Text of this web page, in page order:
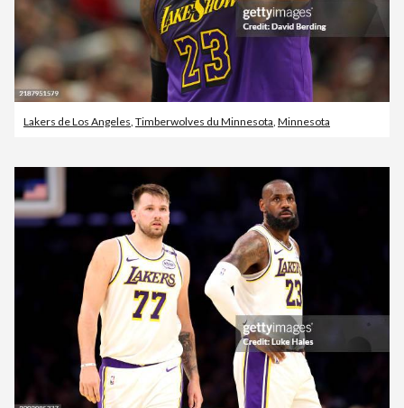
Lakers de Los Angeles Timberwolves du Minnesota Minnesota